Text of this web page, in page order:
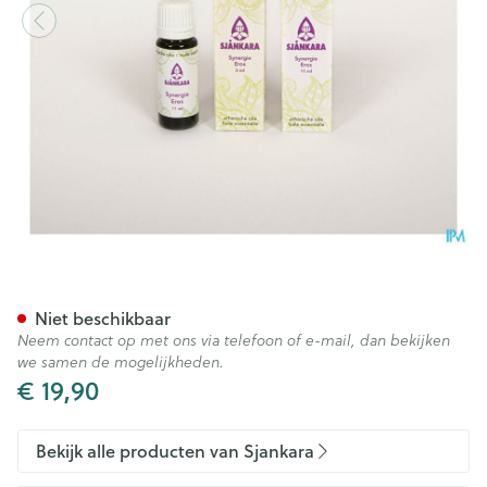
€ 19,90
Niet beschikbaar
Neem contact op met ons via telefoon of e-mail, dan bekijken
we samen de mogelijkheden.
Bekijk alle producten van Sjankara